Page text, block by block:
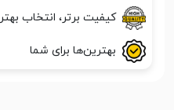
کیفیت برتر، انتخاب بهتر
بهترین‌ها برای شما